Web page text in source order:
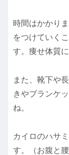
時間はかかり
をつけていく
す。痩せ体質
また、靴下や
きやブランケ
ね。
カイロのハサ
す。（お腹と